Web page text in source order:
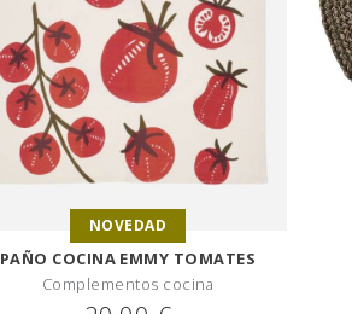
NOVEDAD
PAÑO COCINA EMMY TOMATES
Complementos cocina